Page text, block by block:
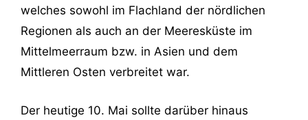
welches sowohl im Flachland der nördlichen
Regionen als auch an der Meeresküste im
Mittelmeerraum bzw. in Asien und dem
Mittleren Osten verbreitet war.
Der heutige 10. Mai sollte darüber hinaus